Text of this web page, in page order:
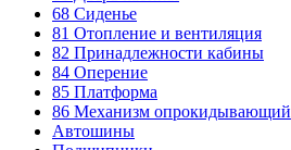
68 Сиденье
81 Отопление и вентиляция
82 Принадлежности кабины
84 Оперение
85 Платформа
86 Механизм опрокидывающий
Автошины